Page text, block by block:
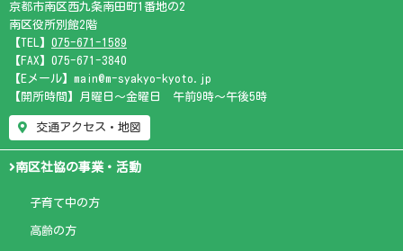
京都市南区西九条南田町1番地の2
南区役所別館2階
【TEL】 075-671-1589
【FAX】075-671-3840
【Eメール】main@m-syakyo-kyoto.jp
【開所時間】月曜日～金曜日 午前9時～午後5時
交通アクセス・地図
南区社協の事業・活動
子育て中の方
高齢の方